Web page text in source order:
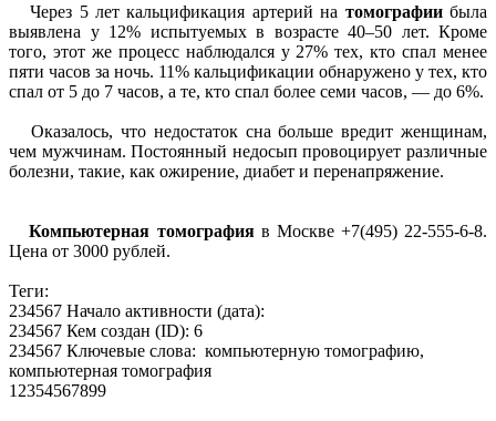
Через 5 лет кальцификация артерий на томографиибыла
выявлена у 12% испытуемых в возрасте 40–50 лет. Кроме
того, этот же процесс наблюдался у 27% тех, кто спал менее
пяти часов за ночь. 11% кальцификации обнаружено у тех, кто
спал от 5 до 7 часов, а те, кто спал более семи часов, — до 6%.
Оказалось, что недостаток сна больше вредит женщинам,
чем мужчинам. Постоянный недосып провоцирует различные
болезни, такие, как ожирение, диабет и перенапряжение.
Компьютерная томографияв Москве +7(495) 22-555-6-8.
Цена от 3000 рублей.
Теги:
234567 Начало активности (дата):
234567 Кем создан (ID): 6
234567 Ключевые слова: компьютерную томографию,
компьютерная томография
12354567899